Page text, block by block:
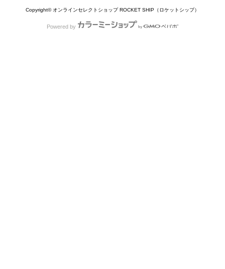
Copyright© オンラインセレクトショップ ROCKET SHIP（ロケットシップ）
Powered by